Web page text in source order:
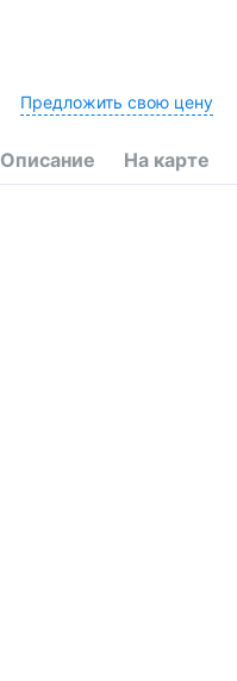
Предложить свою цену
Описание На карте